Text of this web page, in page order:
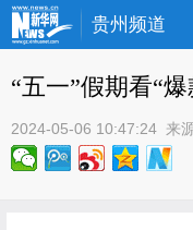
贵州频道
“五一”假期看“
2024-05-06 10:47:24 来